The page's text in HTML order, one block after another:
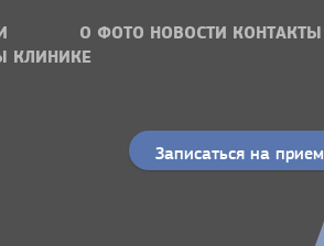
О
КЛИНИКЕ
ФОТО НОВОСТИ КОНТАКТЫ
Записаться на прием